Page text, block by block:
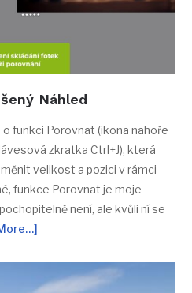
Náhled
funkci Porovnat (ikona nahoře
zkratka Ctrl+J), která
velikost a pozici v rámci
funkce Porovnat je moje
není, ale kvůli ní se